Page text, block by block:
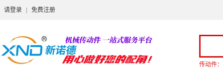
请登录 免费注册
传动件：